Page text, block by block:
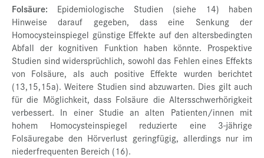
Folsäure: Epidemiologische Studien (siehe 14) haben
Hinweise darauf gegeben, dass eine Senkung der
Homocysteinspiegel günstige Effekte auf den altersbedingten
Abfall der kognitiven Funktion haben könnte. Prospektive
Studien sind widersprüchlich, sowohl das Fehlen eines Effekts
von Folsäure, als auch positive Effekte wurden berichtet
(13,15,15a). Weitere Studien sind abzuwarten. Dies gilt auch
für die Möglichkeit, dass Folsäure die Altersschwerhörigkeit
verbessert. In einer Studie an alten Patienten/innen mit
hohem Homocysteinspiegel reduzierte eine 3-jährige
Folsäuregabe den Hörverlust geringfügig, allerdings nur im
niederfrequenten Bereich (16).